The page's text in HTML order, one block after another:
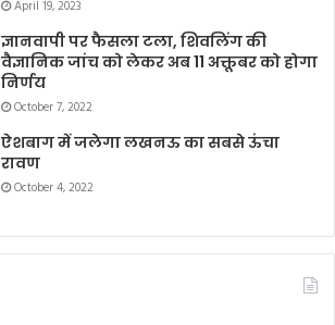
April 19, 2023
ज्ञानवापी पर फैसला टला, शिवलिंग की
वैज्ञानिक जांच को लेकर अब 11 अक्तूबर को होगा
निर्णय
October 7, 2022
ऐशबाग में जलेगा लखनऊ का सबसे ऊंचा
रावण
October 4, 2022